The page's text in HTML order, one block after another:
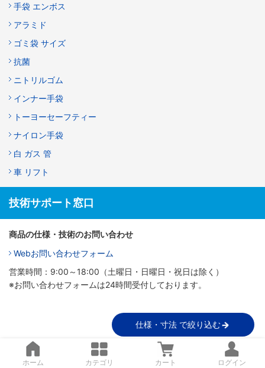
手袋 エンボス
アラミド
ゴミ袋 サイズ
抗菌
ニトリルゴム
インナー手袋
トーヨーセーフティー
ナイロン手袋
白 ガス 管
車 リフト
技術サポート窓口
商品の仕様・技術のお問い合わせ
Webお問い合わせフォーム
営業時間：9:00～18:00（土曜日・日曜日・祝日は除く）
※お問い合わせフォームは24時間受付しております。
仕様・寸法 で絞り込む
ホーム カテゴリ カート ログイン